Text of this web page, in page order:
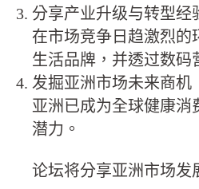
分享产业升级与转型经
在市场竞争日趋激烈
生活品牌，并透过数码
发掘亚洲市场未来商机
亚洲已成为全球健康
潜力。
论坛将分享亚洲市场发